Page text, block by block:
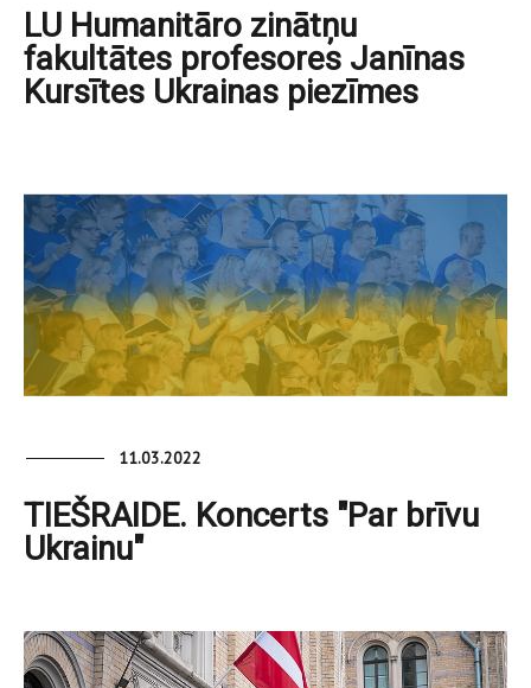
LU Humanitāro zinātņu
fakultātes profesores Janīnas
Kursītes Ukrainas piezīmes
11.03.2022
TIEŠRAIDE. Koncerts "Par brīvu
Ukrainu"